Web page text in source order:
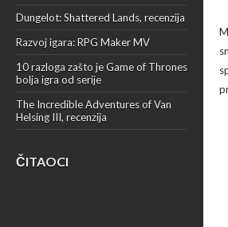
Dungelot: Shattered Lands, recenzija
Razvoj igara: RPG Maker MV
10 razloga zašto je Game of Thrones
bolja igra od serije
The Incredible Adventures of Van
Helsing III, recenzija
ČITAOCI